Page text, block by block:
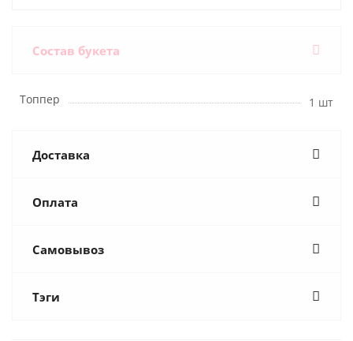
Состав букета
Топпер 1 шт
Доставка
Оплата
Самовывоз
Тэги